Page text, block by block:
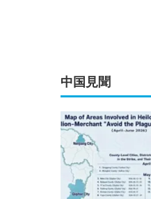
中国見聞